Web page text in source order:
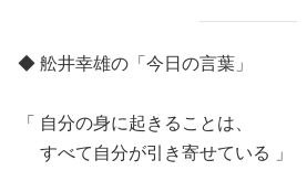
◆ 舩井幸雄の「今日の言葉」
「 自分の身に起きることは、
すべて自分が引き寄せている 」